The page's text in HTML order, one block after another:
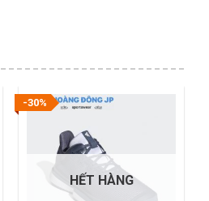
-30%
HẾT HÀNG